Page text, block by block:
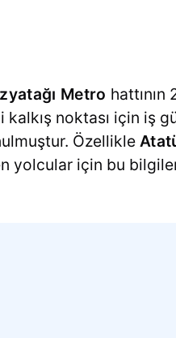
Metro hattının
noktası için iş
Özellikle
yolcular için bu